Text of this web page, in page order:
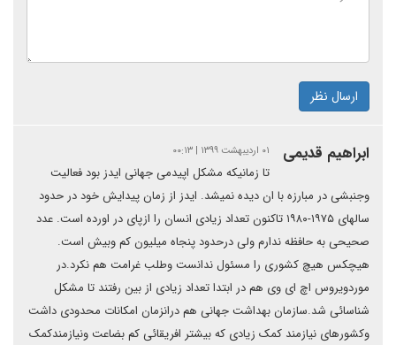
ارسال نظر
ابراهیم قدیمی ۰۱ اردیبهشت ۱۳۹۹ | ۰۰:۱۳
تا زمانیکه مشکل اپیدمی جهانی ایدز بود فعالیت
وجنبشی در مبارزه با ان دیده نمیشد. ایدز از زمان پیدایش خود در حدود
سالهای ۱۹۷۵-۱۹۸۰ تاکنون تعداد زیادی انسان را ازپای در اورده است. عدد
صحیحی به حافظه ندارم ولی درحدود پنجاه میلیون کم وبیش است.
هیچکس هیچ کشوری را مسئول ندانست وطلب غرامت هم نکرد.در
موردویروس اچ ای وی هم در ابتدا تعداد زیادی از بین رفتند تا مشکل
شناسائی شد.سازمان بهداشت جهانی هم درانزمان امکانات محدودی داشت
وکشورهای نیازمند کمک زیادی که بیشتر افریقائی کم بضاعت ونیازمندکمک